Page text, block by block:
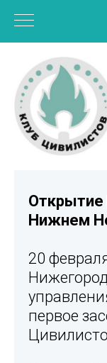
Открытие
Нижнем
20
первое